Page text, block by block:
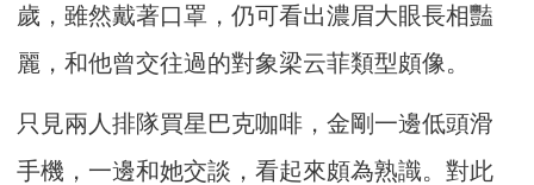
歲，雖然戴著口罩，仍可看出濃眉大眼長相豔
麗，和他曾交往過的對象梁云菲類型頗像。
只見兩人排隊買星巴克咖啡，金剛一邊低頭滑
手機，一邊和她交談，看起來頗為熟識。對此